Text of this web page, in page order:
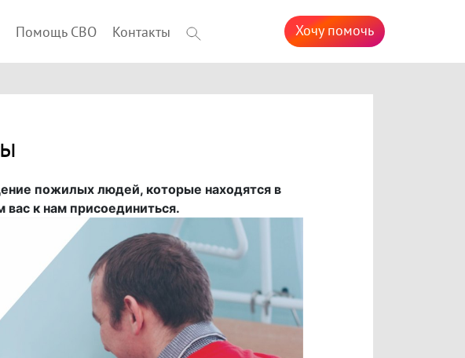
Помощь СВО Контакты Хочу помочь
пожилых людей, которые находятся в
к нам присоединиться.